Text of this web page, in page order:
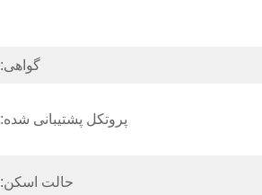
گواهی:
پروتکل پشتیبانی شده:
حالت اسکن: